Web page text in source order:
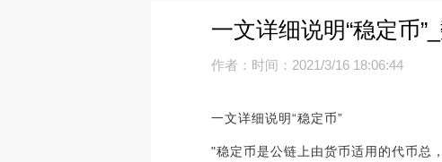
一文详细说明“稳定币
作者： 时间：2021/3/16 18:06:44
一文详细说明“稳定币”
"稳定币是公链上由货币适用的代币总